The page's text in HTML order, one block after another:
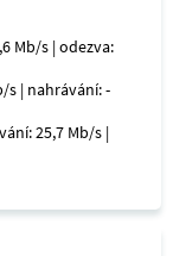
Mb/s | odezva:
s | nahrávání: -
25,7 Mb/s |